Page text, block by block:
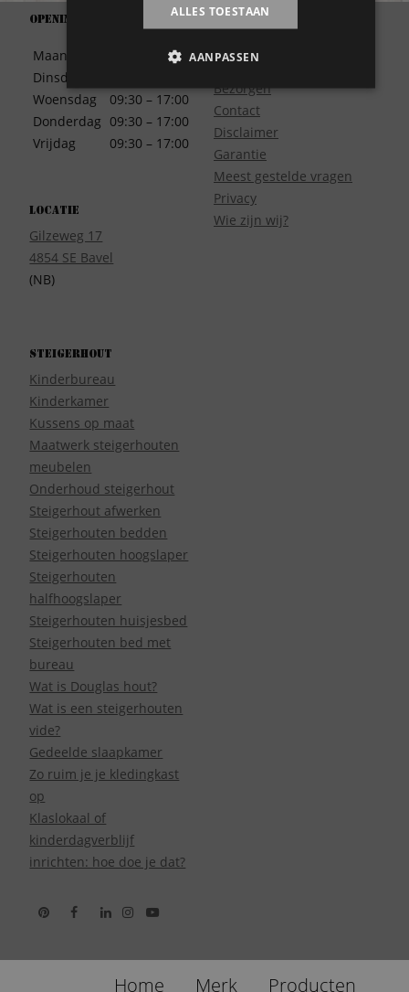
Openingstijden
Maandag
Dinsdag
Woensdag
Donderdag
Vrijdag
09:30 – 17:00
09:30 – 17:00
09:30 – 17:00
09:30 – 17:00
Locatie
Gilzeweg 17
4854 SE Bavel
(NB)
Betaalwijze
Bezorgen
Contact
Disclaimer
Garantie
Meest gestelde vragen
Privacy
Wie zijn wij?
Steigerhout
Kinderbureau
Kinderkamer
Kussens op maat
Maatwerk steigerhouten
meubelen
Onderhoud steigerhout
Steigerhout afwerken
Steigerhouten bedden
Steigerhouten hoogslaper
Steigerhouten
halfhoogslaper
Steigerhouten huisjesbed
Steigerhouten bed met
bureau
Wat is Douglas hout?
Wat is een steigerhouten
vide?
Gedeelde slaapkamer
Zo ruim je je kledingkast
op
Klaslokaal of
kinderdagverblijf
inrichten: hoe doe je dat?
Home Merk Producten
ALLES TOESTAAN
AANPASSEN